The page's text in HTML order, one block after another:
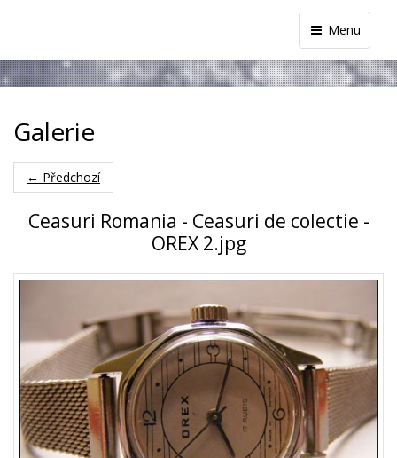
Menu
Galerie
← Předchozí
Ceasuri Romania - Ceasuri de colectie -
OREX 2.jpg